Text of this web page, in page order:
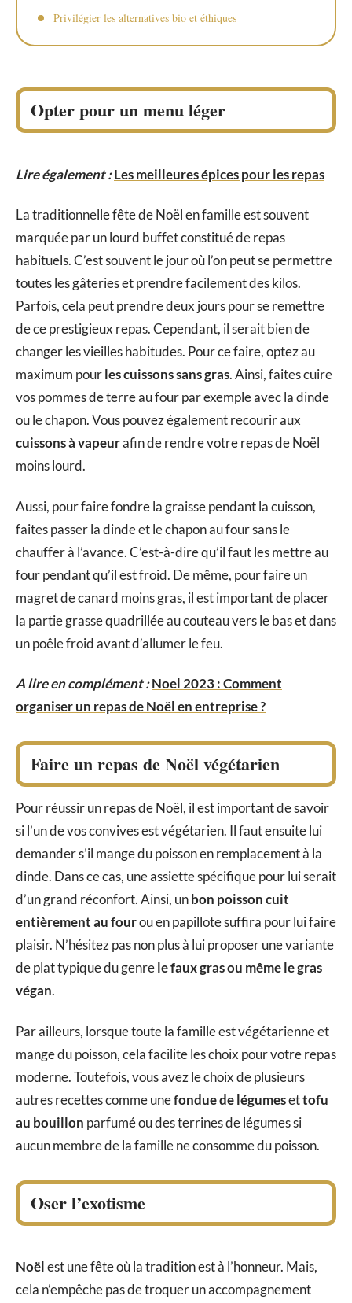
Privilégier les alternatives bio et éthiques
Opter pour un menu léger
Lire également :Les meilleures épices pour les repas
La traditionnelle fête de Noël en famille est souvent
marquée par un lourd buffet constitué de repas
habituels. C’est souvent le jour où l’on peut se permettre
toutes les gâteries et prendre facilement des kilos.
Parfois, cela peut prendre deux jours pour se remettre
de ce prestigieux repas. Cependant, il serait bien de
changer les vieilles habitudes. Pour ce faire, optez au
maximum pourles cuissons sans gras. Ainsi, faites cuire
vos pommes de terre au four par exemple avec la dinde
ou le chapon. Vous pouvez également recourir aux
cuissonsà vapeurafin de rendre votre repas de Noël
moins lourd.
Aussi, pour faire fondre la graisse pendant la cuisson,
faites passer la dinde et le chapon au four sans le
chauffer à l’avance. C’est-à-dire qu’il faut les mettre au
four pendant qu’il est froid. De même, pour faire un
magret de canard moins gras, il est important de placer
la partie grasse quadrillée au couteau vers le bas et dans
un poêle froid avant d’allumer le feu.
A lire en complément :Noel 2023 : Comment
organiser un repas de Noël en entreprise ?
Faire un repas de Noël végétarien
Pour réussir un repas de Noël, il est important de savoir
si l’un de vos convives est végétarien. Il faut ensuite lui
demander s’il mange du poisson en remplacement à la
dinde. Dans ce cas, une assiette spécifique pour lui serait
d’un grand réconfort. Ainsi, unbon poisson cuit
entièrement au fourou en papillote suffira pour lui faire
plaisir. N’hésitez pas non plus à lui proposer une variante
de plat typique du genrele faux gras ou même le gras
végan.
Par ailleurs, lorsque toute la famille est végétarienne et
mange du poisson, cela facilite les choix pour votre repas
moderne. Toutefois, vous avez le choix de plusieurs
autres recettes comme unefonduede légumesettofu
au bouillon parfumé ou des terrines de légumes si
aucun membre de la famille ne consomme du poisson.
Oser l’exotisme
Noëlest une fête où la tradition est à l’honneur. Mais,
cela n’empêche pas de troquer un accompagnement